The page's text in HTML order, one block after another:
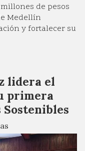
de pesos
Medellín
y fortalecer su
lidera el
primera
Sostenibles